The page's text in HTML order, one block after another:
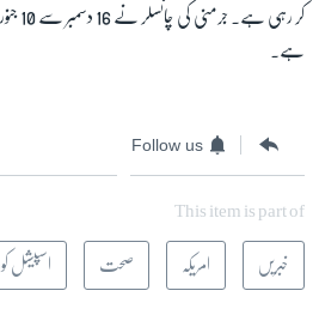
کر
ہے۔
Follow us
This item is part of
خبریں امریکہ صحت اسپیشل